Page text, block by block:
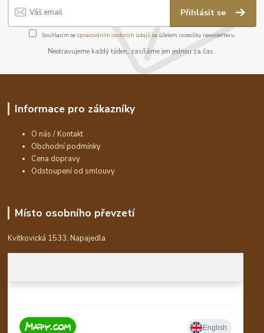
Přihlásit se
Souhlasím se zpracováním osobních údajůza účelem rozesílky newsletteru.
Neotravujeme každý týden, zasíláme jen jednou za čas.
Informace pro zákazníky
O nás / Kontakt
Obchodní podmínky
Cena dopravy
Odstoupení od smlouvy
Místo osobního převzetí
Kvítkovická 1533, Napajedla